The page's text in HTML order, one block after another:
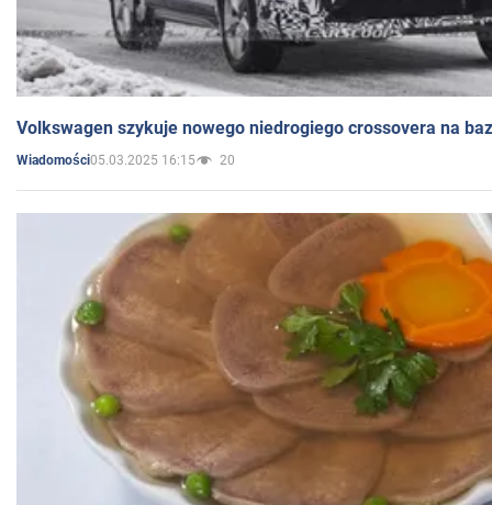
Volkswagen szykuje nowego niedrogiego crossovera na
Wiadomości05.03.2025 16:15 20